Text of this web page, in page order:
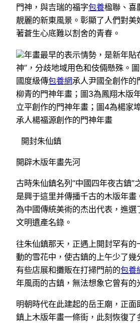
門神，與吉瑞的福字包養楹聯、喜
靚麗的新東風景。彰顯了人們對美
著蒼生心底難以割舍的青春。
年畫最早的表示情勢，是新年貼
神”，分歧地域用色和伎倆懸殊。
國度級傳包養網承人尹國全創作
柳青的門神年畫；圖3為鳳翔木版
立平創作的門神年畫；圖4為楊家
承人楊福源創作的門神年畫
開封朱仙鎮
開辟木版年畫先河
古時朱仙鎮名列“中國四年夜古鎮”
是興于這里并傳播千古的木版年畫
為中國傳統美術的杰出代表，進選
文明遺產名錄。
往朱仙鎮那天，正遇上開封罕有的
動的雪花中，使古鎮的上午少了幾
有些店展和攤販在打掃門前的包養
年風雨的古鎮，無法想象它曾有的
明朝時代在此建起的岳王廟，正面
鎮上木版年畫一條街，此刻恢復了